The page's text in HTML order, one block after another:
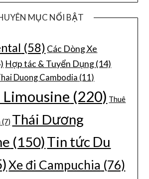
MỤC NỔI BẬT
(58) Các Dòng Xe
Hợp tác & Tuyển Dụng(14)
Duong Cambodia (11)
Limousine (220) Thuê
(7) Thái Dương
(150)Tin tức Du
Xe đi Campuchia (76)